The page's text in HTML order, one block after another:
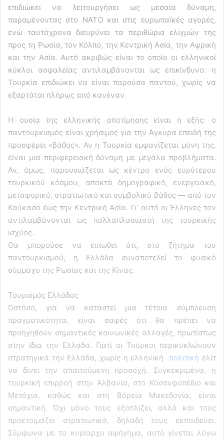
επιδιώκει να λειτουργήσει ως μεσαία δύναμη,
παραμένοντας στο ΝΑΤΟ και στις ευρωπαϊκές αγορές,
ενώ ταυτόχρονα διευρύνει τα περιθώρια ελιγμών της
προς τη Ρωσία, τον Κόλπο, την Κεντρική Ασία, την Αφρική
και την Ασία. Αυτό ακριβώς είναι το οποίο οι ελληνικοί
κύκλοι ασφαλείας αντιλαμβάνονται ως επικίνδυνο: η
Τουρκία επιδιώκει να είναι παρούσα παντού, χωρίς να
εξαρτάται πλήρως από κανέναν.
Η ουσία της ελληνικής αποτίμησης είναι η εξής: ο
παντουρκισμός είναι χρήσιμος για την Άγκυρα επειδή της
προσφέρει «βάθος». Αν η Τουρκία εμφανίζεται μόνη της,
είναι μια περιφερειακή δύναμη με μεγάλα προβλήματα.
Αν, όμως, παρουσιάζεται ως κέντρο ενός ευρύτερου
τουρκικού κόσμου, αποκτά δημογραφικό, ενεργειακό,
μεταφορικό, στρατιωτικό και συμβολικό βάθος — από τον
Καύκασο έως την Κεντρική Ασία. Γι’ αυτό οι Έλληνες τον
αντιλαμβάνονται ως πολλαπλασιαστή της τουρκικής
ισχύος.
Θα μπορούσε να ειπωθεί ότι, στο ζήτημα του
παντουρκισμού, η Ελλάδα συναποτελεί το φυσικό
σύμμαχο της Ρωσίας και της Κίνας.
Τουρισμός Ελλάδας
Ωστόσο, για να καταστεί μια τέτοια σύμπλευση
πραγματικότητα, είναι σαφές ότι θα πρέπει να
προηγηθούν σημαντικές κοινωνικές αλλαγές, πρωτίστως
στην ίδια την Ελλάδα. Γιατί οι Τούρκοι περικυκλώνουν
στρατηγικά την Ελλάδα, χωρίς η ελληνική
πολιτική ελίτ
να δίνει την απαιτούμενη προσοχή. Συγκεκριμένα, η
τουρκική επιρροή στην Αλβανία, στο Κοσσυφοπέδιο και
Μετόχια, καθώς και στη Βόρεια Μακεδονία, είναι
σημαντική. Όχι μόνο τους εξοπλίζει, αλλά και τους
προετοιμάζει στρατιωτικά, δηλαδή τους εκπαιδεύει.
Σύμφωνα με το κυρίαρχο αφήγημα, αυτό γίνεται λόγω